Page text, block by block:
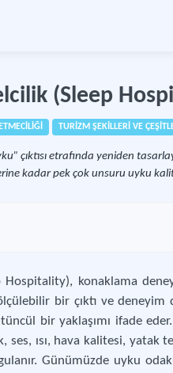
(Sleep
TURİZM ŞEKİLLERİ VE
çıktısı etrafında yeniden
kadar pek çok unsuru uyku
Hospitality), konaklama
bir çıktı ve
bir yaklaşımı ifade
ses, ısı, hava kalitesi,
Günümüzde uyku